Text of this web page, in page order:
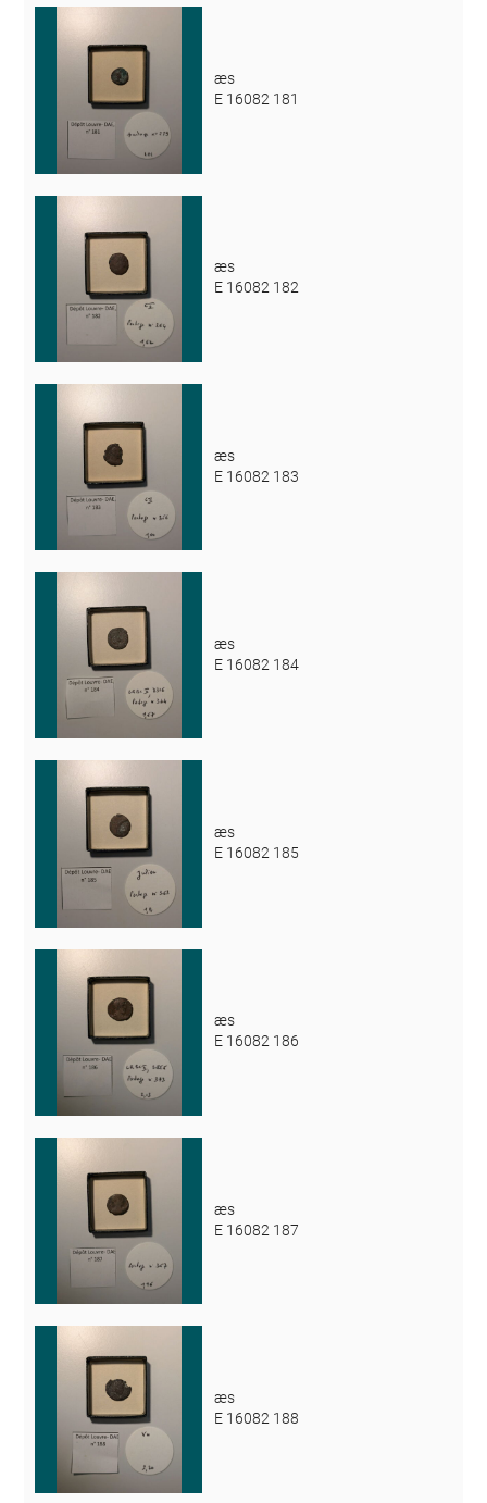
æs
E 16082 181
æs
E 16082 182
æs
E 16082 183
æs
E 16082 184
æs
E 16082 185
æs
E 16082 186
æs
E 16082 187
æs
E 16082 188